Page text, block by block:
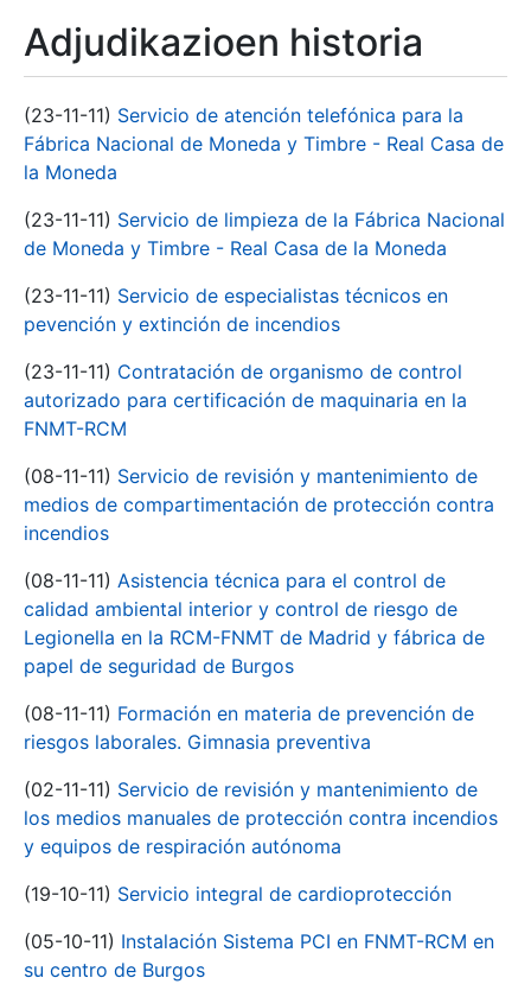
Adjudikazioen historia
(23-11-11) Servicio de atención telefónica para la
Fábrica Nacional de Moneda y Timbre - Real Casa de
la Moneda
(23-11-11) Servicio de limpieza de la Fábrica Nacional
de Moneda y Timbre - Real Casa de la Moneda
(23-11-11) Servicio de especialistas técnicos en
pevención y extinción de incendios
(23-11-11) Contratación de organismo de control
autorizado para certificación de maquinaria en la
FNMT-RCM
(08-11-11) Servicio de revisión y mantenimiento de
medios de compartimentación de protección contra
incendios
(08-11-11) Asistencia técnica para el control de
calidad ambiental interior y control de riesgo de
Legionella en la RCM-FNMT de Madrid y fábrica de
papel de seguridad de Burgos
(08-11-11) Formación en materia de prevención de
riesgos laborales. Gimnasia preventiva
(02-11-11) Servicio de revisión y mantenimiento de
los medios manuales de protección contra incendios
y equipos de respiración autónoma
(19-10-11) Servicio integral de cardioprotección
(05-10-11) Instalación Sistema PCI en FNMT-RCM en
su centro de Burgos